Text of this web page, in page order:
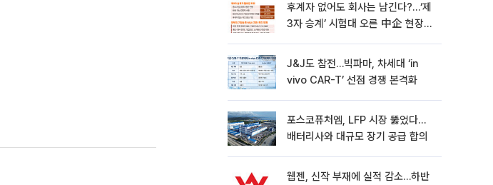
후계자 없어도 회사는 남긴다?…‘제
3자 승계’ 시험대 오른 中企 현장
J&J도 참전…빅파마, 차세대 ‘in
vivo CAR-T’ 선점 경쟁 본격화
포스코퓨처엠, LFP 시장 뚫었다…
배터리사와 대규모 장기 공급 합의
웹젠, 신작 부재에 실적 감소…하반